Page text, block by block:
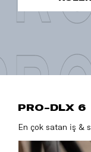
PRO-DLX 6
En çok satan iş &